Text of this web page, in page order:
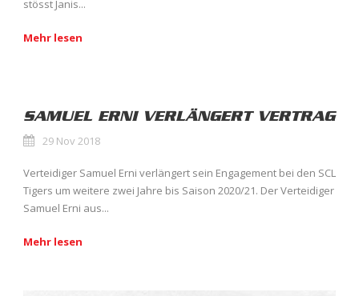
stösst Janis...
Mehr lesen
SAMUEL ERNI VERLÄNGERT VERTRAG
29 Nov 2018
Verteidiger Samuel Erni verlängert sein Engagement bei den SCL
Tigers um weitere zwei Jahre bis Saison 2020/21. Der Verteidiger
Samuel Erni aus...
Mehr lesen